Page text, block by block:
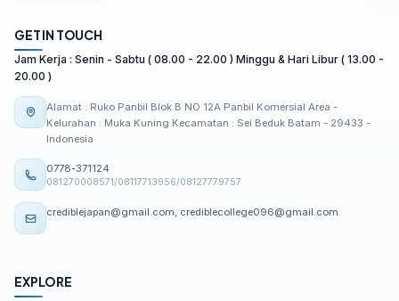
GET IN TOUCH
Jam Kerja : Senin - Sabtu ( 08.00 - 22.00 ) Minggu & Hari Libur ( 13.00 -
20.00 )
Alamat : Ruko Panbil Blok B NO 12A Panbil Komersial Area -
Kelurahan : Muka Kuning Kecamatan : Sei Beduk Batam - 29433 -
Indonesia
0778-371124
081270008571/08117713956/08127779757
crediblejapan@gmail.com, crediblecollege096@gmail.com
EXPLORE